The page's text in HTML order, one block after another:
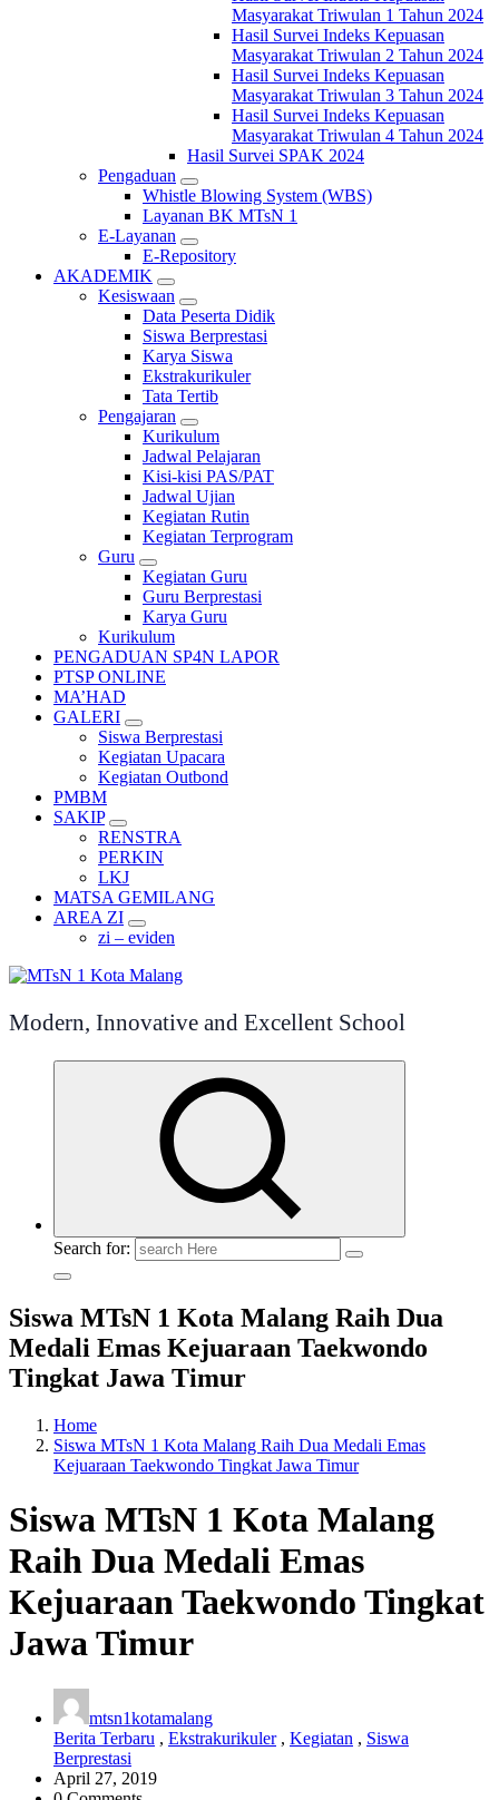
Masyarakat Triwulan 1 Tahun 2024
Hasil Survei Indeks Kepuasan
Masyarakat Triwulan 2 Tahun 2024
Hasil Survei Indeks Kepuasan
Masyarakat Triwulan 3 Tahun 2024
Hasil Survei Indeks Kepuasan
Masyarakat Triwulan 4 Tahun 2024
Hasil Survei SPAK 2024
Pengaduan
Whistle Blowing System (WBS)
Layanan BK MTsN 1
E-Layanan
E-Repository
AKADEMIK
Kesiswaan
Data Peserta Didik
Siswa Berprestasi
Karya Siswa
Ekstrakurikuler
Tata Tertib
Pengajaran
Kurikulum
Jadwal Pelajaran
Kisi-kisi PAS/PAT
Jadwal Ujian
Kegiatan Rutin
Kegiatan Terprogram
Guru
Kegiatan Guru
Guru Berprestasi
Karya Guru
Kurikulum
PENGADUAN SP4N LAPOR
PTSP ONLINE
MA’HAD
GALERI
Siswa Berprestasi
Kegiatan Upacara
Kegiatan Outbond
PMBM
SAKIP
RENSTRA
PERKIN
LKJ
MATSA GEMILANG
AREA ZI
zi – eviden
Modern, Innovative and Excellent School
Search for:
Siswa MTsN 1 Kota Malang Raih Dua
Medali Emas Kejuaraan Taekwondo
Tingkat Jawa Timur
Home
Siswa MTsN 1 Kota Malang Raih Dua Medali Emas
Kejuaraan Taekwondo Tingkat Jawa Timur
Siswa MTsN 1 Kota Malang
Raih Dua Medali Emas
Kejuaraan Taekwondo Tingkat
Jawa Timur
mtsn1kotamalang
Berita Terbaru , Ekstrakurikuler, Kegiatan , Siswa
Berprestasi
April 27, 2019